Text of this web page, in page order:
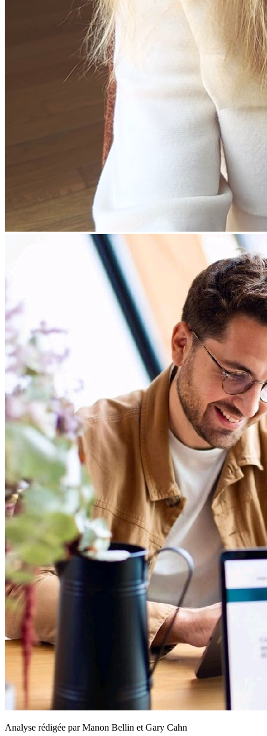
Analyse rédigée par Manon Bellin et Gary Cahn